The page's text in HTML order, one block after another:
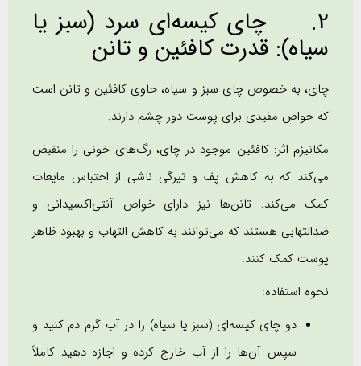
2. چای کیسه‌ای سرد (سبز یا
سیاه): قدرت کافئین و تانن
چای، به خصوص چای سبز و سیاه، حاوی کافئین و تانن است
که خواص مفیدی برای پوست دور چشم دارند.
مکانیزم اثر: کافئین موجود در چای، رگ‌های خونی را منقبض
می‌کند که به کاهش پف و تیرگی ناشی از احتباس مایعات
کمک می‌کند. تانن‌ها نیز دارای خواص آنتی‌اکسیدانی و
ضدالتهابی هستند که می‌توانند به کاهش التهاب و بهبود ظاهر
پوست کمک کنند.
نحوه استفاده:
دو چای کیسه‌ای (سبز یا سیاه) را در آب گرم دم کنید و
سپس آن‌ها را از آب خارج کرده و اجازه دهید کاملاً